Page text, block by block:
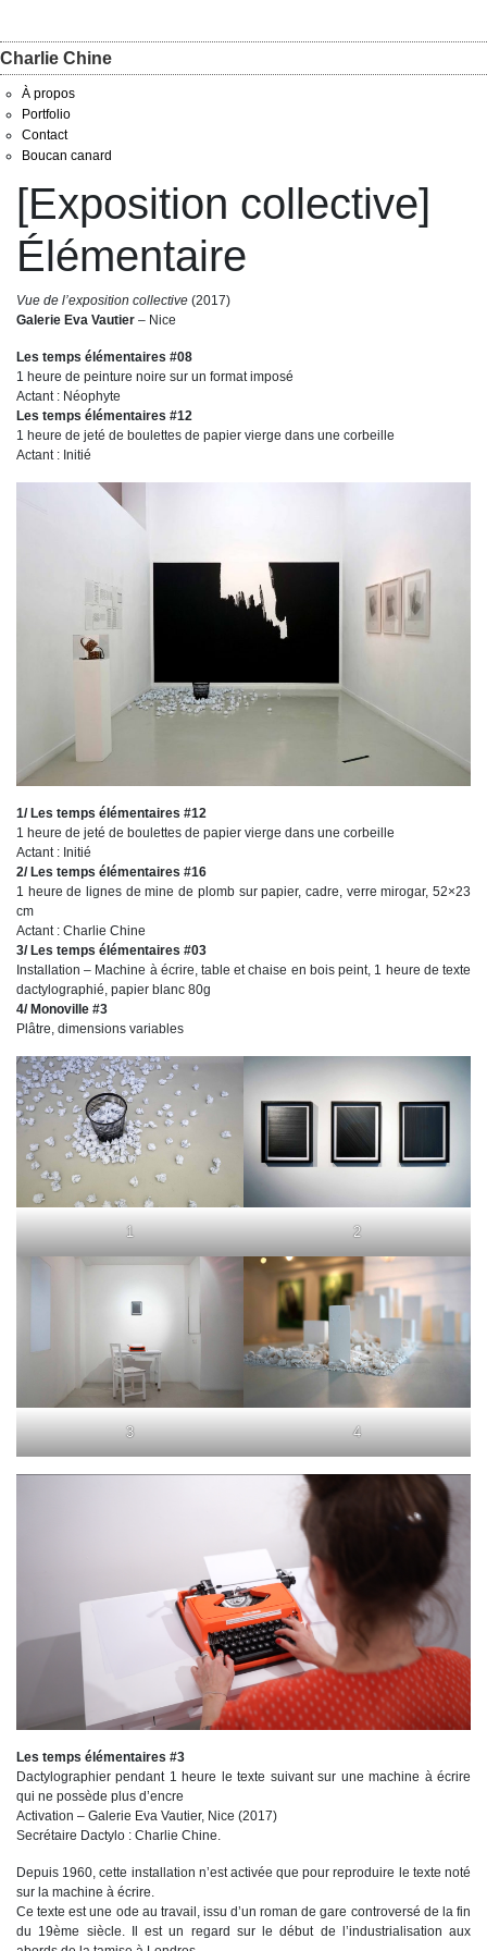
Charlie Chine
À propos
Portfolio
Contact
Boucan canard
[Exposition collective]
Élémentaire
Vue de l’exposition collective (2017)
Galerie Eva Vautier – Nice
Les temps élémentaires #08
1 heure de peinture noire sur un format imposé
Actant : Néophyte
Les temps élémentaires #12
1 heure de jeté de boulettes de papier vierge dans une corbeille
Actant : Initié
1/ Les temps élémentaires #12
1 heure de jeté de boulettes de papier vierge dans une corbeille
Actant : Initié
2/ Les temps élémentaires #16
1 heure de lignes de mine de plomb sur papier, cadre, verre mirogar, 52×23
cm
Actant : Charlie Chine
3/ Les temps élémentaires #03
Installation – Machine à écrire, table et chaise en bois peint, 1 heure de texte
dactylographié, papier blanc 80g
4/ Monoville #3
Plâtre, dimensions variables
1 2
3 4
Les temps élémentaires #3
Dactylographier pendant 1 heure le texte suivant sur une machine à écrire
qui ne possède plus d’encre
Activation – Galerie Eva Vautier, Nice (2017)
Secrétaire Dactylo : Charlie Chine.
Depuis 1960, cette installation n’est activée que pour reproduire le texte noté
sur la machine à écrire.
Ce texte est une ode au travail, issu d’un roman de gare controversé de la fin
du 19ème siècle. Il est un regard sur le début de l’industrialisation aux